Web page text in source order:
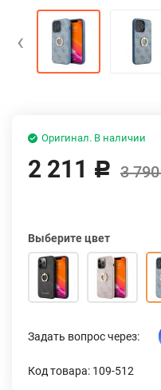
‹
Оригинал. В наличии
2 211 Р 3
Выберите цвет
Задать вопрос через:
Код товара: 109-512